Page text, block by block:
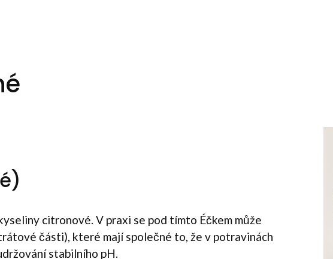
citronové. V praxi se pod tímto Éčkem může
části), které mají společné to, že v potravinách
stabilního pH.